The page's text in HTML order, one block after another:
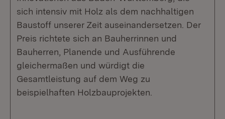
sich intensiv mit Holz als dem nachhaltigen
Baustoff unserer Zeit auseinandersetzen. Der
Preis richtete sich an Bauherrinnen und
Bauherren, Planende und Ausführende
gleichermaßen und würdigt die
Gesamtleistung auf dem Weg zu
beispielhaften Holzbauprojekten.